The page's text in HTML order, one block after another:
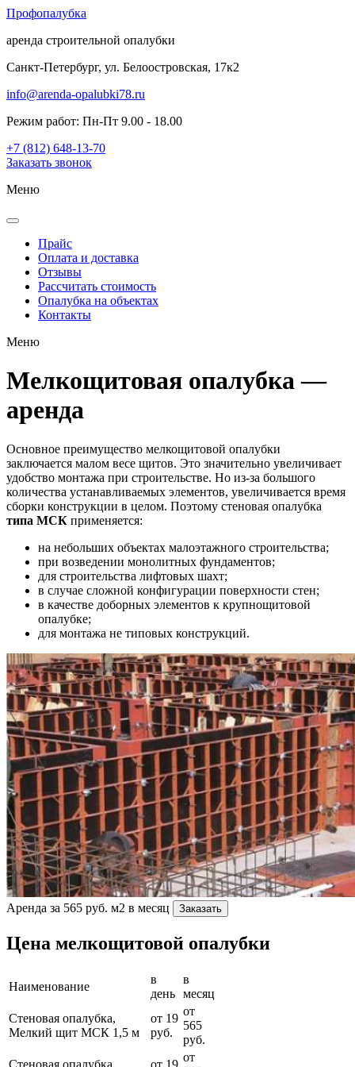
Профопалубка
аренда строительной опалубки
Санкт-Петербург, ул. Белоостровская, 17к2
info@arenda-opalubki78.ru
Режим работ: Пн-Пт 9.00 - 18.00
+7 (812) 648-13-70
Заказать звонок
Меню
Прайс
Оплата и доставка
Отзывы
Рассчитать стоимость
Опалубка на объектах
Контакты
Меню
Мелкощитовая опалубка —
аренда
Основное преимущество мелкощитовой опалубки
заключается малом весе щитов. Это значительно увеличивает
удобство монтажа при строительстве. Но из-за большого
количества устанавливаемых элементов, увеличивается время
сборки конструкции в целом. Поэтому стеновая опалубка
типа МСК применяется:
на небольших объектах малоэтажного строительства;
при возведении монолитных фундаментов;
для строительства лифтовых шахт;
в случае сложной конфигурации поверхности стен;
в качестве доборных элементов к крупнощитовой
опалубке;
для монтажа не типовых конструкций.
Аренда за 565 руб. м2 в месяц Заказать
Цена мелкощитовой опалубки
Наименование
в
день
в
месяц
Стеновая опалубка,
Мелкий щит МСК 1,5 м
от 19
руб.
от
565
руб.
Стеновая опалубка,
от 19
от